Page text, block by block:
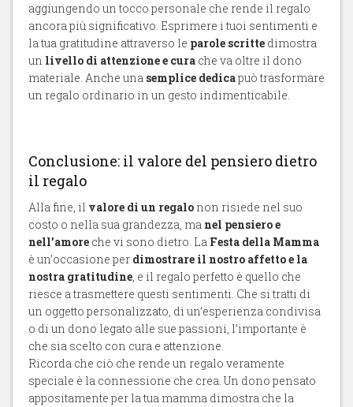
aggiungendo un tocco personale che rende il regalo
ancora più significativo. Esprimere i tuoi sentimenti e
la tua gratitudine attraverso le parole scritte dimostra
un livello di attenzione e cura che va oltre il dono
materiale. Anche una semplice dedicapuò trasformare
un regalo ordinario in un gesto indimenticabile.
Conclusione: il valore del pensiero dietro
il regalo
Alla fine, il valore di un regalo non risiede nel suo
costo o nella sua grandezza, ma nel pensiero e
nell’amore che vi sono dietro. La Festa della Mamma
è un’occasione per dimostrare il nostro affetto e la
nostra gratitudine, e il regalo perfetto è quello che
riesce a trasmettere questi sentimenti. Che si tratti di
un oggetto personalizzato, di un’esperienza condivisa
o di un dono legato alle sue passioni, l’importante è
che sia scelto con cura e attenzione.
Ricorda che ciò che rende un regalo veramente
speciale è la connessione che crea. Un dono pensato
appositamente per la tua mamma dimostra che la